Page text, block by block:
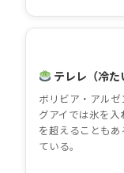
テレレ（冷た
ボリビア・アル
グアイでは氷を
を超えることも
ている。